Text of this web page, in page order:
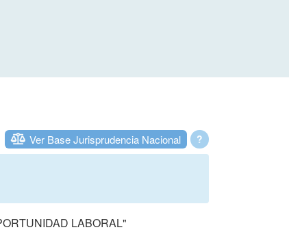
?
Ver Base Jurisprudencia Nacional
LABORAL"